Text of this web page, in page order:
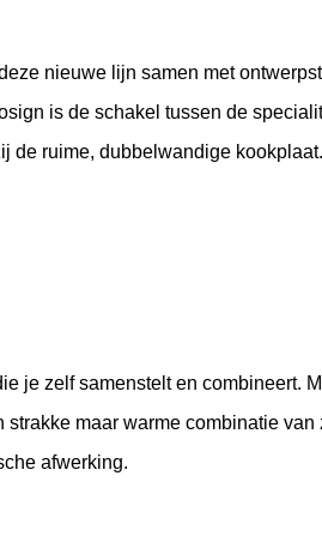
nieuwe lijn samen met
is de schakel tussen de
de ruime, dubbelwandige
je zelf samenstelt en combineert.
maar warme combinatie
afwerking.